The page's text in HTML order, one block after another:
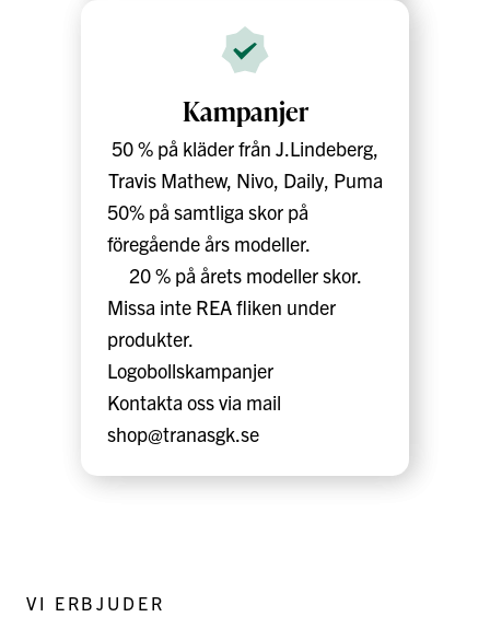
Kampanjer
50 % på kläder från J.Lindeberg,
Travis Mathew, Nivo, Daily, Puma
50% på samtliga skor på
föregående års modeller.
20 % på årets modeller skor.
Missa inte REA fliken under
produkter.
Logobollskampanjer
Kontakta oss via mail
shop@tranasgk.se
VI ERBJUDER